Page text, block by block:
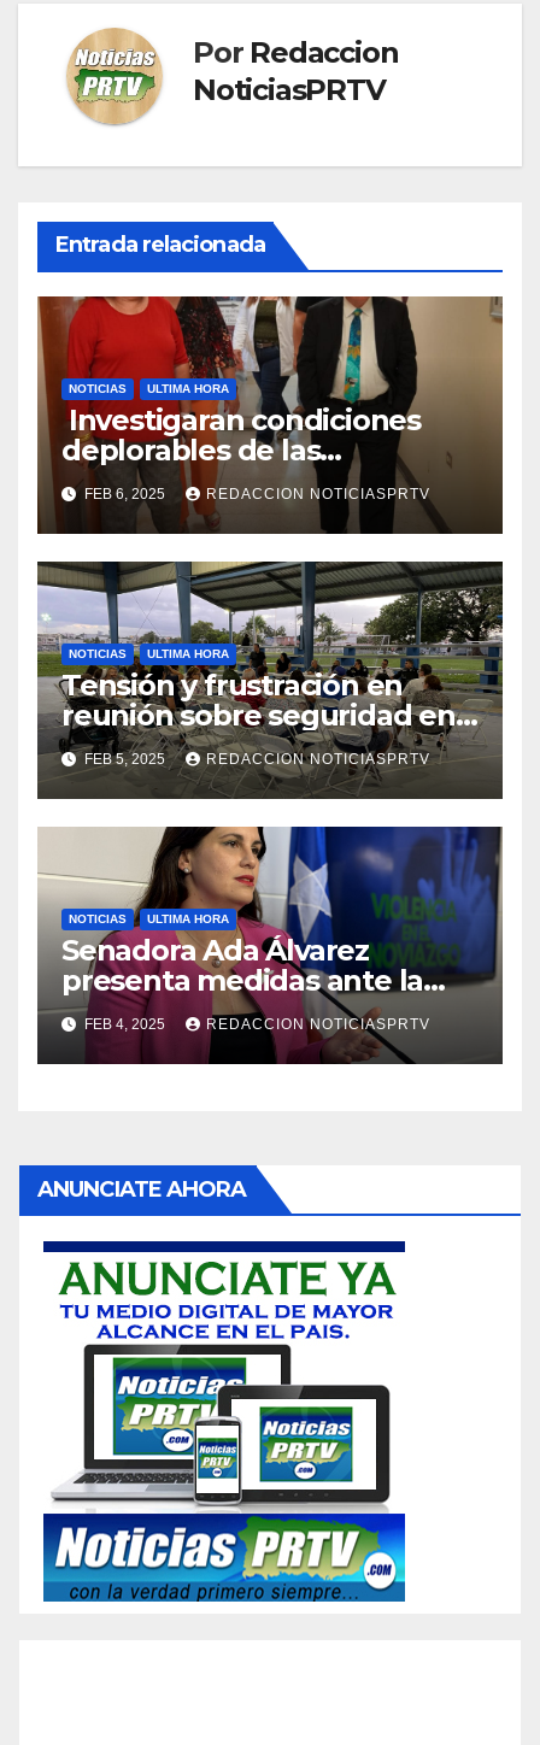
Por Redaccion
NoticiasPRTV
Entrada relacionada
NOTICIAS ULTIMA HORA
Investigaran condiciones
deplorables de las
facilidades el Departamento
de la Salud en Mayagüez
FEB 6, 2025 REDACCION NOTICIASPRTV
NOTICIAS ULTIMA HORA
Tensión y frustración en
reunión sobre seguridad en
Reparto Metropolitano
FEB 5, 2025 REDACCION NOTICIASPRTV
NOTICIAS ULTIMA HORA
Senadora Ada Álvarez
presenta medidas ante la
violencia en el noviazgo
FEB 4, 2025 REDACCION NOTICIASPRTV
ANUNCIATE AHORA